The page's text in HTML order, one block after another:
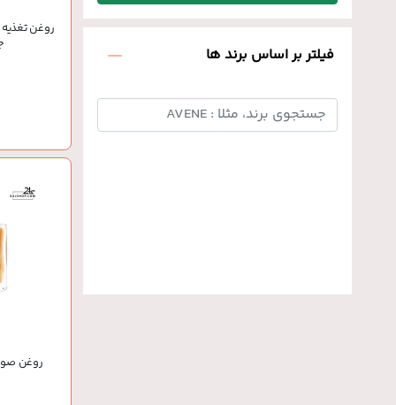
فیلتر بر اساس برند ها
روغن
روغن